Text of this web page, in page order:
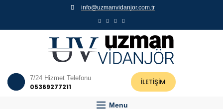
info@uzmanvidanjor.com.tr
7/24 Hizmet Telefonu
05369277211 İLETİŞİM
Menu